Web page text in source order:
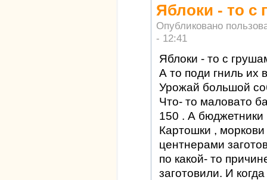
Яблоки - то с
Опубликовано
- 12:41
Яблоки - то с
А то поди гниль их
Урожай большой
Что- то маловато
150 . А бюджетники
Картошки ,
центнерами
по какой- то
заготовили. И